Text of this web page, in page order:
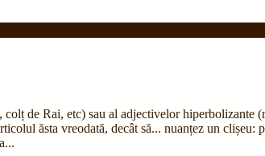
de Rai, etc) sau al adjectivelor hiperbolizante
ăsta vreodată, decât să... nuanțez un